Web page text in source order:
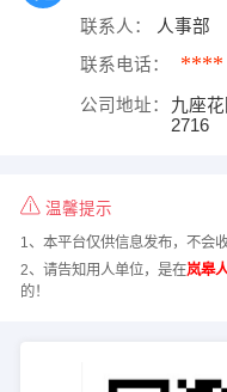
联系人： 人事部
联系电话： ****
公司地址：
九座
2716
温馨提示
1、本平台仅供信息发布，不会
2、请告知用人单位，是在岚皋
的！